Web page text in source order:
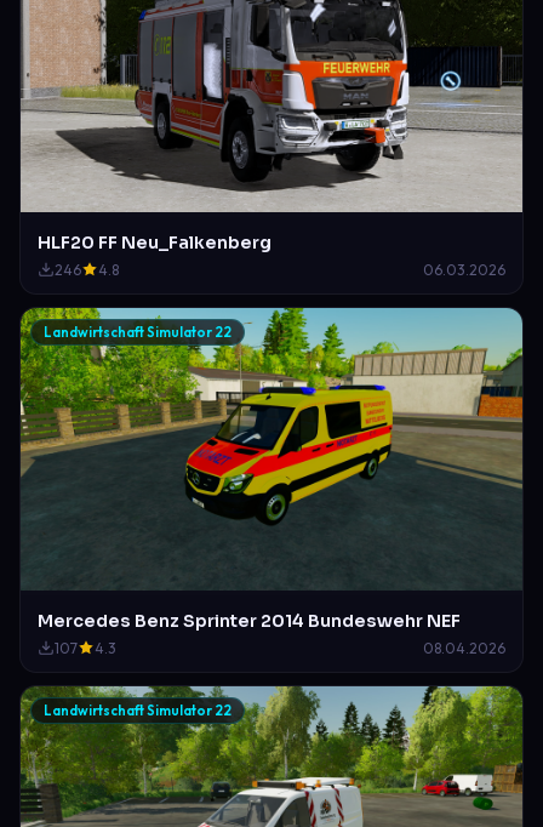
HLF20 FF Neu_Falkenberg
246 4.8 06.03.2026
Landwirtschaft Simulator 22
Mercedes Benz Sprinter 2014 Bundeswehr NEF
107 4.3 08.04.2026
Landwirtschaft Simulator 22